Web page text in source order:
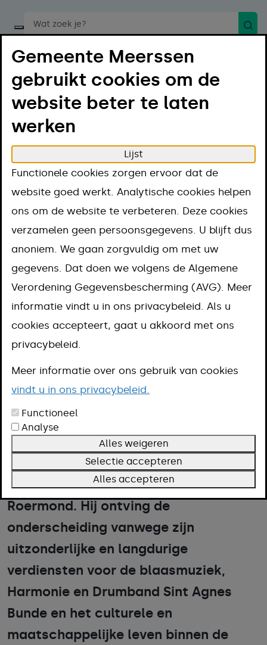
Start een spraakopdracht
Menu
Home
Nieuwsoverzicht
Marsna Erepenning voor dirigent Jacques
Claessens
Marsna
Erepenning voor
dirigent Jacques
Claessens
06-07-2026
Op zaterdag 4 juli reikte
locoburgemeester Louk Bongarts de
Marsna Erepenning van Verdiensten
der gemeente Meerssen uit aan de
heer Jacques Claessens uit
Roermond. Hij ontving de
onderscheiding vanwege zijn
uitzonderlijke en langdurige
verdiensten voor de blaasmuziek,
Harmonie en Drumband Sint Agnes
Bunde en het culturele en
maatschappelijke leven binnen de
Gemeente Meerssen
gebruikt cookies om de
website beter te laten
werken
Lijst
Functionele cookies zorgen ervoor dat de
website goed werkt. Analytische cookies helpen
ons om de website te verbeteren. Deze cookies
verzamelen geen persoonsgegevens. U blijft dus
anoniem. We gaan zorgvuldig om met uw
gegevens. Dat doen we volgens de Algemene
Verordening Gegevensbescherming (AVG). Meer
informatie vindt u in ons privacybeleid. Als u
cookies accepteert, gaat u akkoord met ons
privacybeleid.
Meer informatie over ons gebruik van cookies
vindt u in ons privacybeleid.
Functioneel
Analyse
Alles weigeren
Selectie accepteren
Alles accepteren